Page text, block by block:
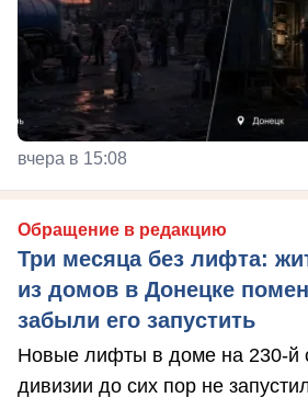
вчера в 15:08
Обращение в редакцию
Три месяца без лифта:
из домов в Донецке
забыли его запустить
Новые лифты в доме на 230-й
дивизии до сих пор не